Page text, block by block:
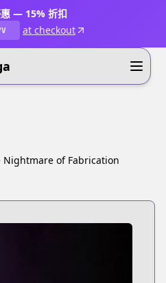
— 15% 折扣
at checkout
Nightmare of Fabrication